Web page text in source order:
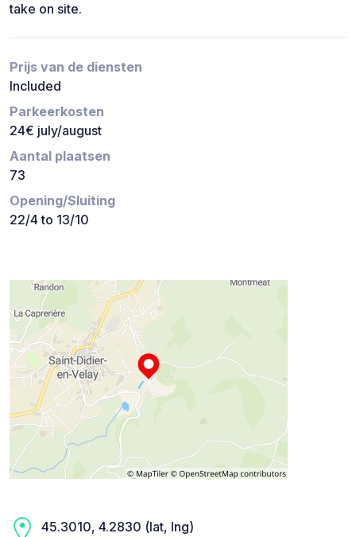
take on site.
Prijs van de diensten
Included
Parkeerkosten
24€ july/august
Aantal plaatsen
73
Opening/Sluiting
22/4 to 13/10
45.3010, 4.2830 (lat, lng)